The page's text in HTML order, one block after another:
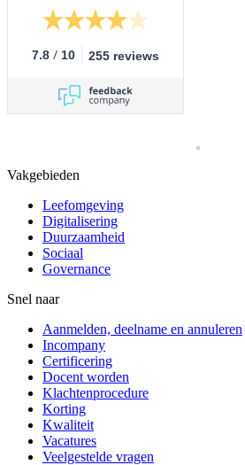
7.8 / 10 255 reviews
Vakgebieden
Leefomgeving
Digitalisering
Duurzaamheid
Sociaal
Governance
Snel naar
Aanmelden, deelname en annuleren
Incompany
Certificering
Docent worden
Klachtenprocedure
Korting
Kwaliteit
Vacatures
Veelgestelde vragen